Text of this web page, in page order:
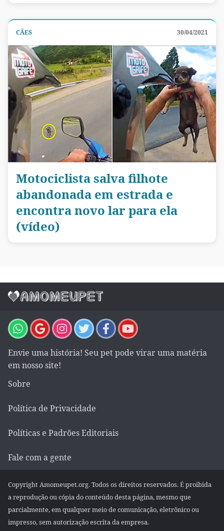
CÃES 30/04/2021
Motociclista salva filhote
abandonada em estrada e
encontra novo lar para ela
(vídeo)
Envie uma história! Seu pet pode virar uma matéria
em nosso site!
Sobre
Política de Privacidade
Políticas e Padrões Editoriais
Fale com a gente
Copyright Amomeupet.org. Todos os direitos reservados. É proibida
a reprodução ou cópia do conteúdo desta página, mesmo que
parcialmente, em qualquer meio de comunicação, eletrônico ou
impresso, sem autorização escrita da empresa.